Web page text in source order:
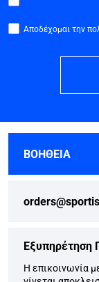
Αποδέχομαι την
ΒΟΗΘΕΙΑ
Εξυπηρέτηση
Η επικοινωνία